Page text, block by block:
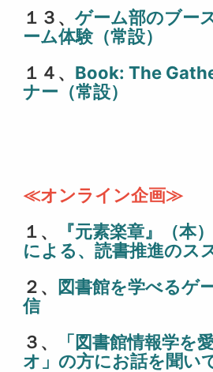
１３、ゲーム部のブー
ーム体験（常設）
１４、 Book: The
ナー（常設）
≪オンライン企画≫
１、
『元素楽章』（本
による、読書推進のス
２、
図書館を学べるゲ
信
３、
「図書館情報学を
オ」の方にお話を聞い